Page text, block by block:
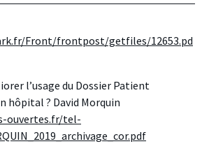
Front/frontpost/getfiles/12653.pd
l’usage du Dossier Patient
hôpital ? David Morquin
ouvertes.fr/tel-